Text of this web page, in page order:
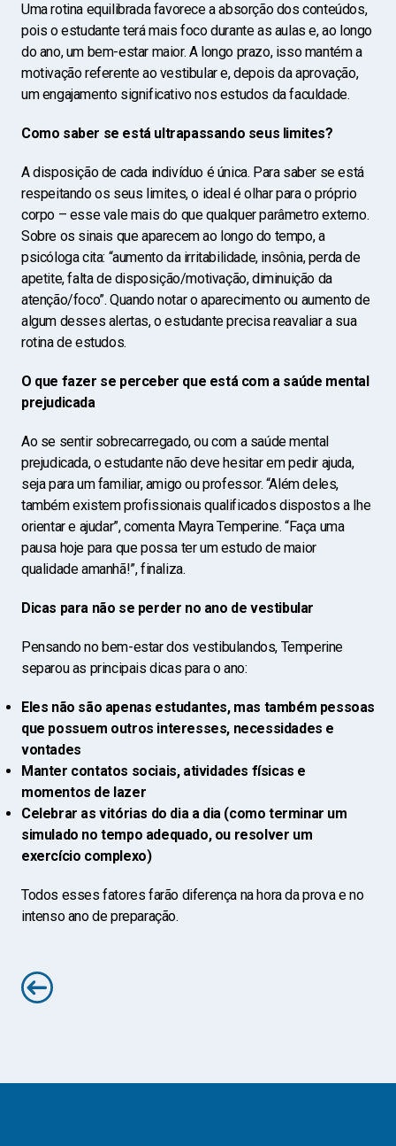
Uma rotina equilibrada favorece a absorção dos conteúdos,
pois o estudante terá mais foco durante as aulas e, ao longo
do ano, um bem-estar maior. A longo prazo, isso mantém a
motivação referente ao vestibular e, depois da aprovação,
um engajamento significativo nos estudos da faculdade.
Como saber se está ultrapassando seus limites?
A disposição de cada indivíduo é única. Para saber se está
respeitando os seus limites, o ideal é olhar para o próprio
corpo – esse vale mais do que qualquer parâmetro externo.
Sobre os sinais que aparecem ao longo do tempo, a
psicóloga cita: “aumento da irritabilidade, insônia, perda de
apetite, falta de disposição/motivação, diminuição da
atenção/foco”. Quando notar o aparecimento ou aumento de
algum desses alertas, o estudante precisa reavaliar a sua
rotina de estudos.
O que fazer se perceber que está com a saúde mental
prejudicada
Ao se sentir sobrecarregado, ou com a saúde mental
prejudicada, o estudante não deve hesitar em pedir ajuda,
seja para um familiar, amigo ou professor. “Além deles,
também existem profissionais qualificados dispostos a lhe
orientar e ajudar”, comenta Mayra Temperine. “Faça uma
pausa hoje para que possa ter um estudo de maior
qualidade amanhã!”, finaliza.
Dicas para não se perder no ano de vestibular
Pensando no bem-estar dos vestibulandos, Temperine
separou as principais dicas para o ano:
Eles não são apenas estudantes, mas também pessoas
que possuem outros interesses, necessidades e
vontades
Manter contatos sociais, atividades físicas e
momentos de lazer
Celebrar as vitórias do dia a dia (como terminar um
simulado no tempo adequado, ou resolver um
exercício complexo)
Todos esses fatores farão diferença na hora da prova e no
intenso ano de preparação.